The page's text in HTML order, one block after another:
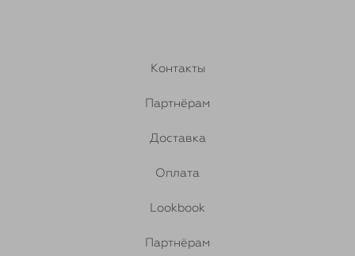
Контакты
Партнёрам
Доставка
Оплата
Lookbook
Партнёрам